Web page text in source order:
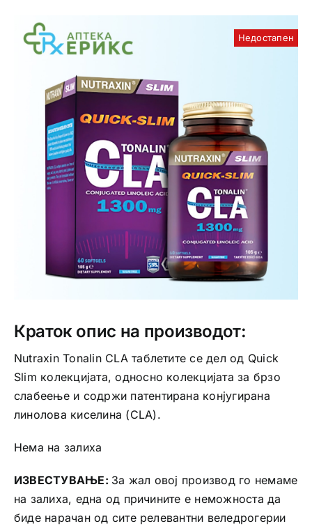
Интимно здравје
Лична хигиена
Медицински апрати
Нега на кожа
Недостапен
Краток опис на производот:
Nutraxin Tonalin CLA таблетите се дел од Quick
Slim колекцијата, односно колекцијата за брзо
слабеење и содржи патентирана конјугирана
линолова киселина (CLA).
Нема на залиха
ИЗВЕСТУВАЊЕ: За жал овој производ го немаме
на залиха, една од причините е неможноста да
биде нарачан од сите релевантни веледрогерии